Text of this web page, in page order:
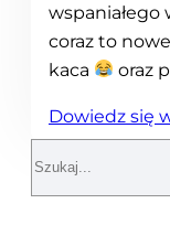
wspaniałego
coraz to
kaca
oraz
Dowiedz się